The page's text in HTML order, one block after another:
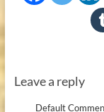
Leave a reply
Default